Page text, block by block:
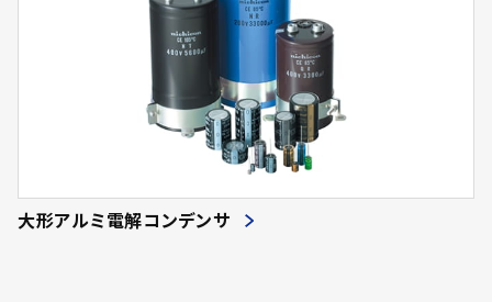
大形アルミ電解コンデンサ